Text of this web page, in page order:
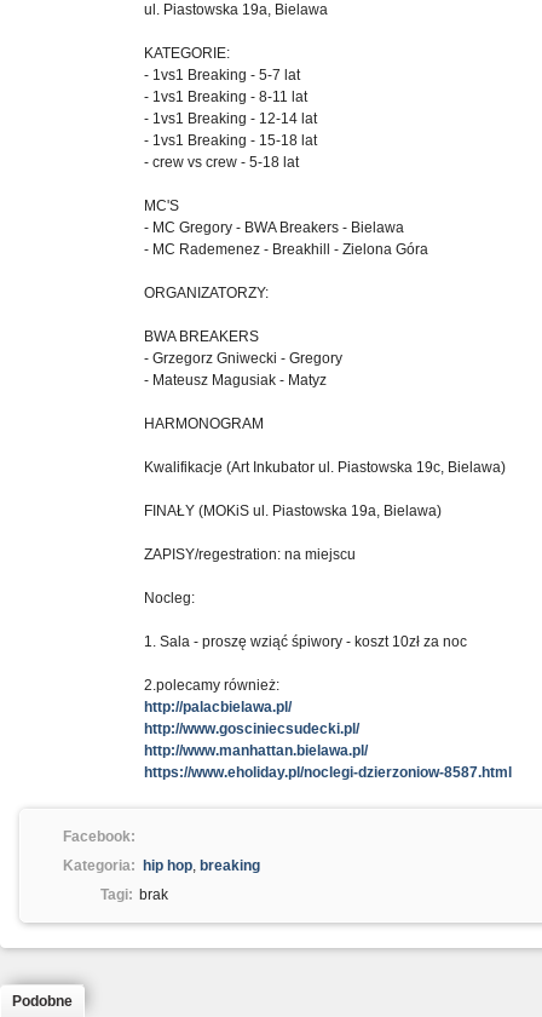
ul. Piastowska 19a, Bielawa
KATEGORIE:
- 1vs1 Breaking - 5-7 lat
- 1vs1 Breaking - 8-11 lat
- 1vs1 Breaking - 12-14 lat
- 1vs1 Breaking - 15-18 lat
- crew vs crew - 5-18 lat
MC'S
- MC Gregory - BWA Breakers - Bielawa
- MC Rademenez - Breakhill - Zielona Góra
ORGANIZATORZY:
BWA BREAKERS
- Grzegorz Gniwecki - Gregory
- Mateusz Magusiak - Matyz
HARMONOGRAM
Kwalifikacje (Art Inkubator ul. Piastowska 19c, Bielawa)
FINAŁY (MOKiS ul. Piastowska 19a, Bielawa)
ZAPISY/regestration: na miejscu
Nocleg:
1. Sala - proszę wziąć śpiwory - koszt 10zł za noc
2.polecamy również:
http://palacbielawa.pl/
http://www.gosciniecsudecki.pl/
http://www.manhattan.bielawa.pl/
https://www.eholiday.pl/noclegi-dzierzoniow-8587.html
Facebook:
Kategoria:
hip hop, breaking
Tagi: brak
Podobne